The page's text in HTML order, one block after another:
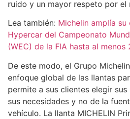
ruido y un mayor respeto por el
Lea también: Michelin amplía
Hypercar del Campeonato
(WEC) de la FIA hasta al menos
De este modo, el Grupo
enfoque global de las llantas
permite a sus clientes elegir
sus necesidades y no de la
vehículo. La llanta MICHELIN